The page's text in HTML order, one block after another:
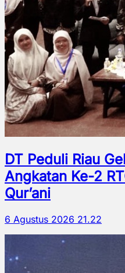
DT Peduli Riau
Angkatan Ke-2
Qur’ani
6 Agustus 2026 21.22